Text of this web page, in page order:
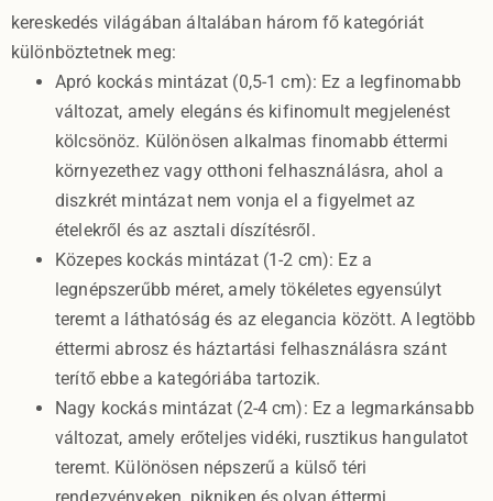
kereskedés világában általában három fő kategóriát
különböztetnek meg:
Apró kockás mintázat (0,5-1 cm): Ez a legfinomabb
változat, amely elegáns és kifinomult megjelenést
kölcsönöz. Különösen alkalmas finomabb éttermi
környezethez vagy otthoni felhasználásra, ahol a
diszkrét mintázat nem vonja el a figyelmet az
ételekről és az asztali díszítésről.
Közepes kockás mintázat (1-2 cm): Ez a
legnépszerűbb méret, amely tökéletes egyensúlyt
teremt a láthatóság és az elegancia között. A legtöbb
éttermi abrosz és háztartási felhasználásra szánt
terítő ebbe a kategóriába tartozik.
Nagy kockás mintázat (2-4 cm): Ez a legmarkánsabb
változat, amely erőteljes vidéki, rusztikus hangulatot
teremt. Különösen népszerű a külső téri